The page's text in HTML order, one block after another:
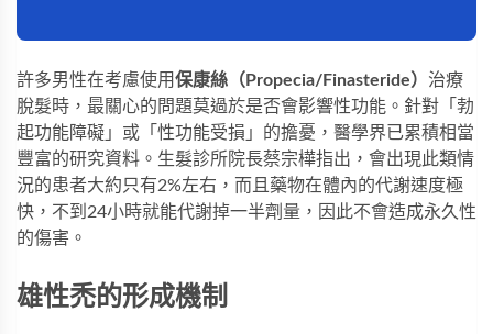
許多男性在考慮使用保康絲（Propecia/Finasteride） 治療
脫髮時，最關心的問題莫過於是否會影響性功能。針對「勃
起功能障礙」或「性功能受損」的擔憂，醫學界已累積相當
豐富的研究資料。生髮診所院長蔡宗樺指出，會出現此類情
況的患者大約只有2%左右，而且藥物在體內的代謝速度極
快，不到24小時就能代謝掉一半劑量，因此不會造成永久性
的傷害。
雄性禿的形成機制